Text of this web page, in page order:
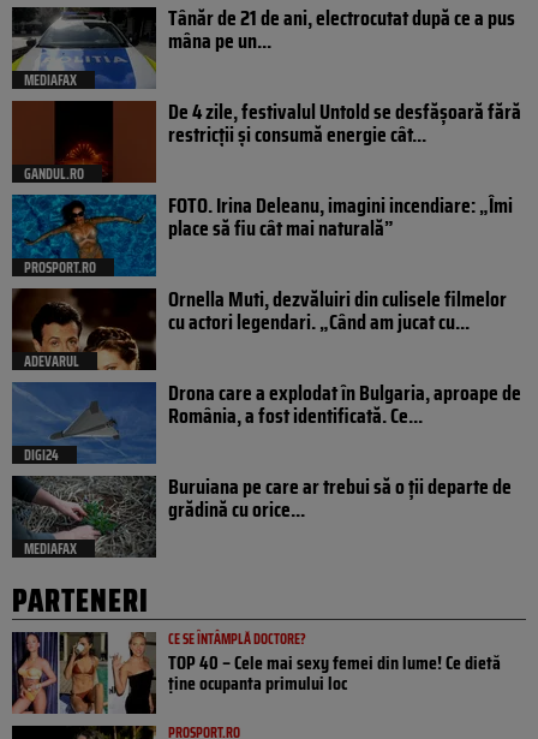
MEDIAFAX
Tânăr de 21 de ani, electrocutat după ce a pus
mâna pe un...
GANDUL.RO
De 4 zile, festivalul Untold se desfășoară fără
restricții și consumă energie cât...
PROSPORT.RO
FOTO. Irina Deleanu, imagini incendiare: „Îmi
place să fiu cât mai naturală”
ADEVARUL
Ornella Muti, dezvăluiri din culisele filmelor
cu actori legendari. „Când am jucat cu...
DIGI24
Drona care a explodat în Bulgaria, aproape de
România, a fost identificată. Ce...
MEDIAFAX
Buruiana pe care ar trebui să o ții departe de
grădină cu orice...
PARTENERI
CE SE ÎNTÂMPLĂ DOCTORE?
TOP 40 – Cele mai sexy femei din lume! Ce dietă
ține ocupanta primului loc
PROSPORT.RO